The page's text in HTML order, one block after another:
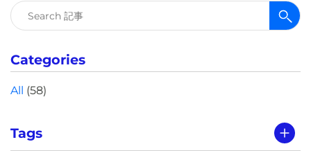
検
索:
Categories
All (58)
Tags